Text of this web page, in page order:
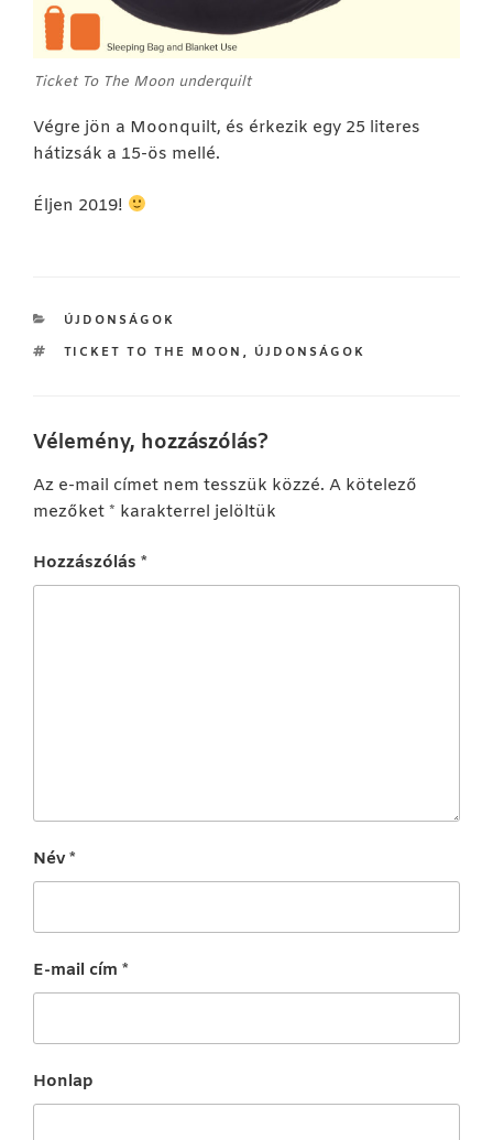
Ticket To The Moon underquilt
Végre jön a Moonquilt, és érkezik egy 25 literes
hátizsák a 15-ös mellé.
Éljen 2019!
KATEGÓRIÁK
ÚJDONSÁGOK
CÍMKÉK
TICKET TO THE MOON , ÚJDONSÁGOK
Vélemény, hozzászólás?
Az e-mail címet nem tesszük közzé. A kötelező
mezőket * karakterrel jelöltük
Hozzászólás *
Név*
E-mail cím *
Honlap